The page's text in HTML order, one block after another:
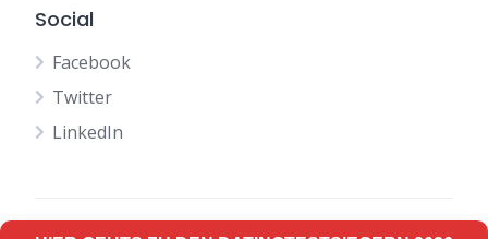
Social
Facebook
Twitter
LinkedIn